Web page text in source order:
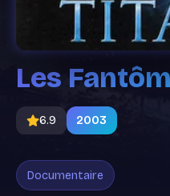
Les
6.9 2003
Documentaire